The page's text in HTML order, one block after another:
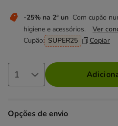
-25% na 2ª un Com cupão
higiene e acessórios.
Ver
Cupão: SUPER25 Copiar
Opções de envio